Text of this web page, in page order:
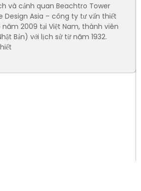
và cảnh quan Beachtro Tower
Design Asia – công ty tư vấn thiết
năm 2009 tại Việt Nam, thành viên
Bản) với lịch sử từ năm 1932.